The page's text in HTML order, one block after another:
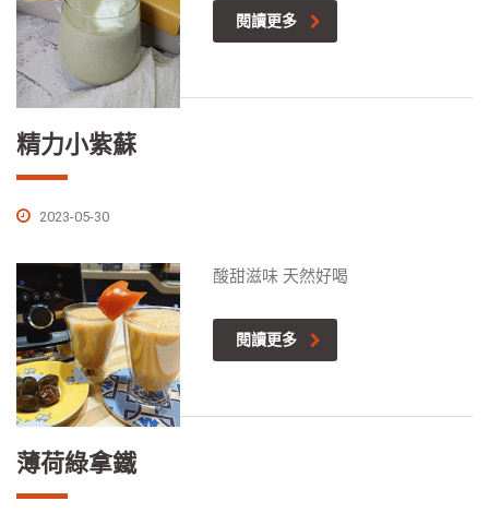
閱讀更多
精力小紫蘇
2023-05-30
酸甜滋味 天然好喝
閱讀更多
薄荷綠拿鐵